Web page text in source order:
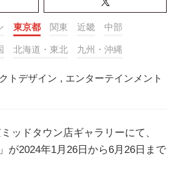
東京都 関東 近畿 中部
北海道・東北 九州・沖縄
トデザイン , エンターテインメント
ッドタウン店ギャラリーにて、
が2024年1月26日から6月26日まで